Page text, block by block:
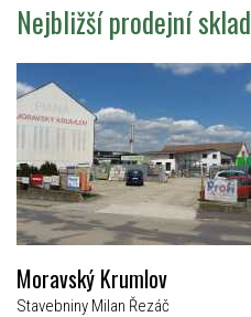
Nejbližší prodejní sklad
Moravský Krumlov
Stavebniny Milan Řezáč